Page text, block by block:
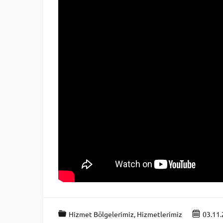
Hizmet Bölgelerimiz Hizmetlerimiz